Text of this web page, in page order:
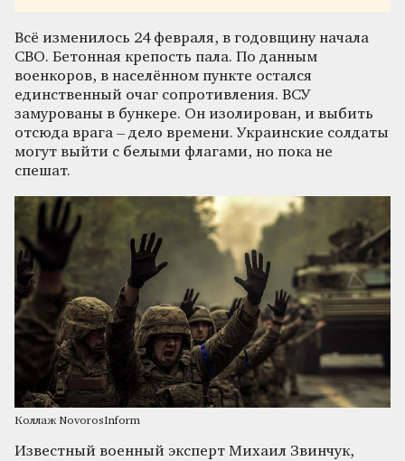
Всё изменилось 24 февраля, в годовщину начала
СВО. Бетонная крепость пала. По данным
военкоров, в населённом пункте остался
единственный очаг сопротивления. ВСУ
замурованы в бункере. Он изолирован, и выбить
отсюда врага – дело времени. Украинские солдаты
могут выйти с белыми флагами, но пока не
спешат.
Коллаж NovorosInform
Известный военный эксперт Михаил Звинчук,